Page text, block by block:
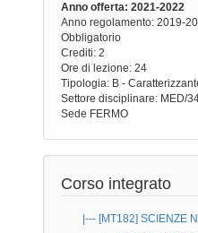
Anno offerta: 2021-2022
Anno regolamento: 2019-
Obbligatorio
Crediti: 2
Ore di lezione: 24
Tipologia: B -
Settore disciplinare: MED/
Sede FERMO
Corso integrato
|--- [MT182] SCIENZE